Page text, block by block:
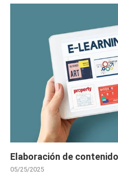
Elaboración de
05/25/2025